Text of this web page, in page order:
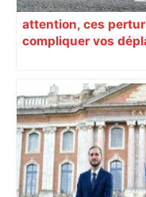
attention, ces
compliquer vos